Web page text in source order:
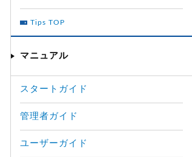
Tips TOP
マニュアル
スタートガイド
管理者ガイド
ユーザーガイド